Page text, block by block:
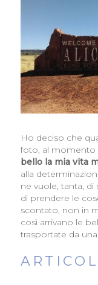
Ho deciso che
foto, al momento
bello la mia vita
alla
ne vuole, tanta, di
di prendere le
scontato, non in
così arrivano le
trasportate da